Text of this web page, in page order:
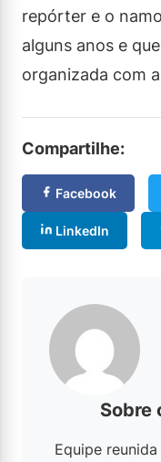
repórter e o
alguns anos e
organizada com
Compartilhe:
Facebook
LinkedIn
Sobre
Equipe